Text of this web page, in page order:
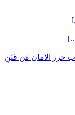
حرز الامان مَن فَتَنِ